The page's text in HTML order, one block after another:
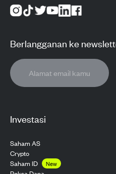
Investasi
Saham AS
Crypto
Saham ID
New
Berlangganan ke